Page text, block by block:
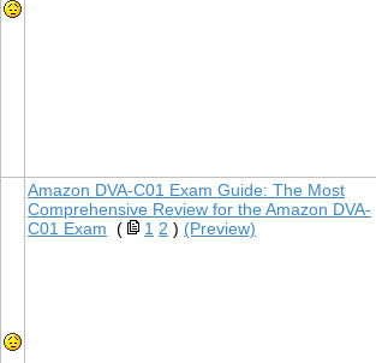
Amazon DVA-C01 Exam Guide: The Most
Comprehensive Review for the Amazon DVA-
C01 Exam ( 1 2 ) (Preview)